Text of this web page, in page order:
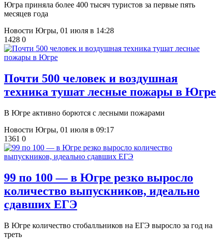
Югра приняла более 400 тысяч туристов за первые пять
месяцев года
Новости Югры, 01 июля в 14:28
1428 0
Почти 500 человек и воздушная
техника тушат лесные пожары в Югре
В Югре активно борются с лесными пожарами
Новости Югры, 01 июля в 09:17
1361 0
99 по 100 — в Югре резко выросло
количество выпускников, идеально
сдавших ЕГЭ
В Югре количество стобалльников на ЕГЭ выросло за год на
треть